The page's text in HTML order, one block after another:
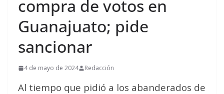
compra de votos en
Guanajuato; pide
sancionar
4 de mayo de 2024 Redacción
Al tiempo que pidió a los abanderados de